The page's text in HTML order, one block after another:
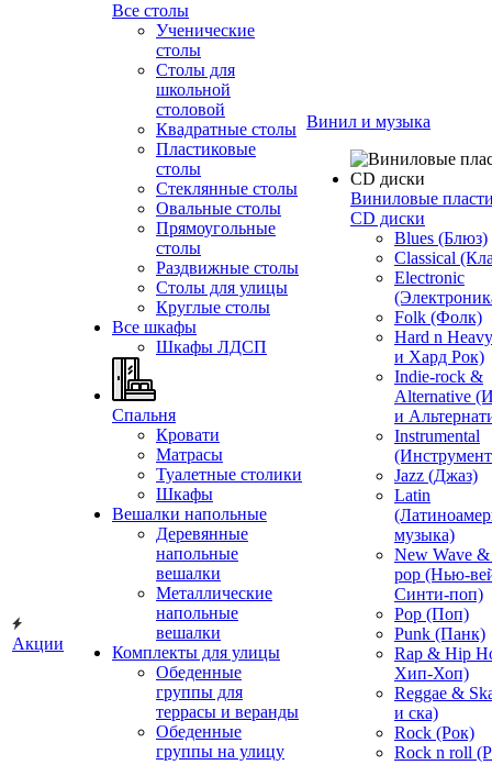
Акции
Все столы
Ученические
столы
Столы для
школьной
столовой
Квадратные столы
Пластиковые
столы
Стеклянные столы
Овальные столы
Прямоугольные
столы
Раздвижные столы
Столы для улицы
Круглые столы
Все шкафы
Шкафы ЛДСП
Спальня
Кровати
Матрасы
Туалетные столики
Шкафы
Вешалки напольные
Деревянные
напольные
вешалки
Металлические
напольные
вешалки
Комплекты для улицы
Обеденные
группы для
террасы и веранды
Обеденные
группы на улицу
Винил и музыка
Виниловые
CD диски
Blues (Блюз)
Classical
Electronic
Folk (Фолк)
Hard n
и Хард Рок)
Indie-rock &
Alternative
и
Instrumental
Jazz (Джаз)
Latin
музыка)
New Wave
pop (Нью-
Синти-поп)
Pop (Поп)
Punk (Панк)
Rap & Hip
Хип-Хоп)
Reggae &
и ска)
Rock (Рок)
Rock n roll